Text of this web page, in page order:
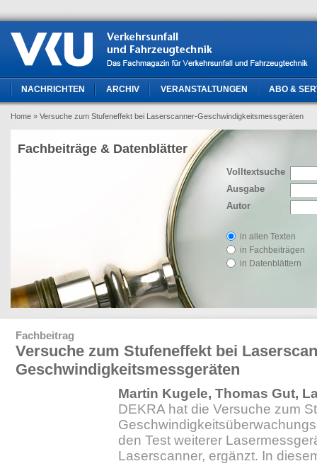
NACHRICHTEN ARCHIV VERANSTALTUNGEN ABO &
Home » Versuche zum Stufeneffekt bei Laserscanner-Geschwindigkeitsmessgeräten
Volltextsuche
Ausgabe
Autor
in allen Texten
in Fachbeiträgen
in Datenblättern
Fachbeiträge & Datenblätter
Fachbeitrag
Versuche zum Stufeneffekt bei
Geschwindigkeitsmessgeräten
Martin Kugele, Thomas Gut,
DEKRA hat die Versuche zum
den Test weiterer
Laserscanner, ergänzt. In